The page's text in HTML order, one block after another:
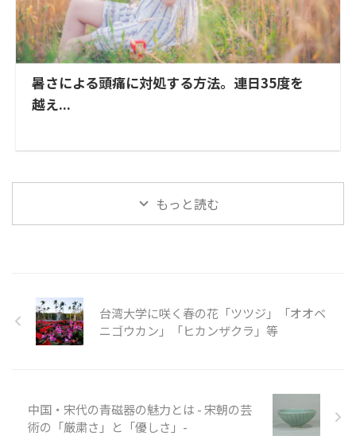
暑さによる頭痛に対処する方法。連日35度を
越え...
もっと読む
台湾大学に咲く春の花「ツツジ」「オオベ
ニゴウカン」「ヒカンザクラ」等
中国・宋代の青磁器の魅力とは - 宋朝の芸
術の「厳粛さ」と「優しさ」-